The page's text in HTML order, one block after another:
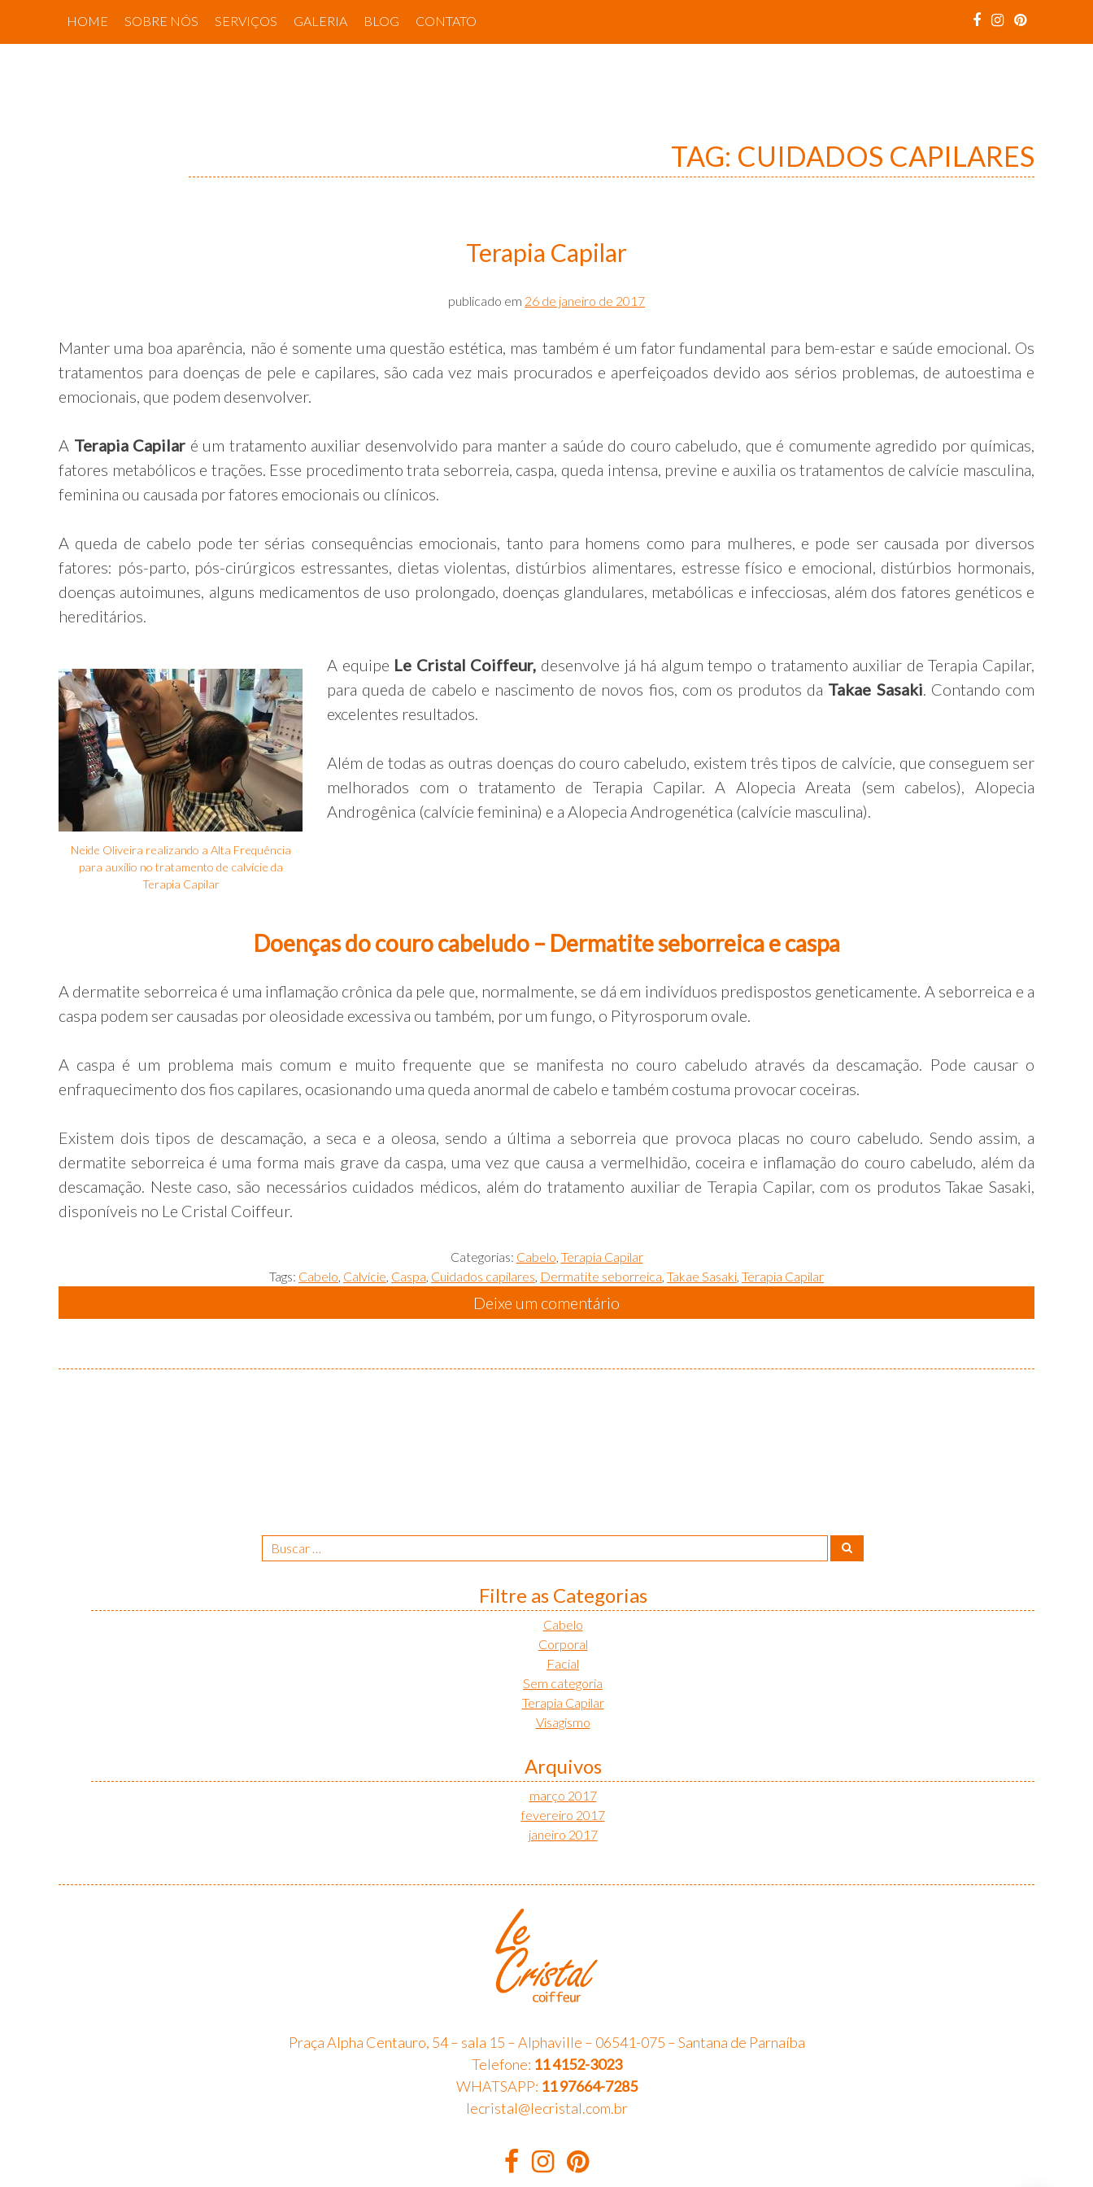
content
HOME SOBRE NÓS SERVIÇOS GALERIA BLOG CONTATO
TAG: CUIDADOS CAPILARES
Terapia Capilar
publicado em 26 de janeiro de 2017
Manter uma boa aparência, não é somente uma questão estética, mas também é um fator fundamental para bem-estar e saúde emocional. Os
tratamentos para doenças de pele e capilares, são cada vez mais procurados e aperfeiçoados devido aos sérios problemas, de autoestima e
emocionais, que podem desenvolver.
A Terapia Capilar é um tratamento auxiliar desenvolvido para manter a saúde do couro cabeludo, que é comumente agredido por químicas,
fatores metabólicos e trações. Esse procedimento trata seborreia, caspa, queda intensa, previne e auxilia os tratamentos de calvície masculina,
feminina ou causada por fatores emocionais ou clínicos.
A queda de cabelo pode ter sérias consequências emocionais, tanto para homens como para mulheres, e pode ser causada por diversos
fatores: pós-parto, pós-cirúrgicos estressantes, dietas violentas, distúrbios alimentares, estresse físico e emocional, distúrbios hormonais,
doenças autoimunes, alguns medicamentos de uso prolongado, doenças glandulares, metabólicas e infecciosas, além dos fatores genéticos e
hereditários.
Neide Oliveira realizando a Alta Frequência
para auxílio no tratamento de calvície da
Terapia Capilar
A equipe Le Cristal Coiffeur, desenvolve já há algum tempo o tratamento auxiliar de Terapia Capilar,
para queda de cabelo e nascimento de novos fios, com os produtos da Takae Sasaki. Contando com
excelentes resultados.
Além de todas as outras doenças do couro cabeludo, existem três tipos de calvície, que conseguem ser
melhorados com o tratamento de Terapia Capilar. A Alopecia Areata (sem cabelos), Alopecia
Androgênica (calvície feminina) e a Alopecia Androgenética (calvície masculina).
Doenças do couro cabeludo – Dermatite seborreica e caspa
A dermatite seborreica é uma inflamação crônica da pele que, normalmente, se dá em indivíduos predispostos geneticamente. A seborreica e a
caspa podem ser causadas por oleosidade excessiva ou também, por um fungo, o Pityrosporum ovale.
A caspa é um problema mais comum e muito frequente que se manifesta no couro cabeludo através da descamação. Pode causar o
enfraquecimento dos fios capilares, ocasionando uma queda anormal de cabelo e também costuma provocar coceiras.
Existem dois tipos de descamação, a seca e a oleosa, sendo a última a seborreia que provoca placas no couro cabeludo. Sendo assim, a
dermatite seborreica é uma forma mais grave da caspa, uma vez que causa a vermelhidão, coceira e inflamação do couro cabeludo, além da
descamação. Neste caso, são necessários cuidados médicos, além do tratamento auxiliar de Terapia Capilar, com os produtos Takae Sasaki,
disponíveis no Le Cristal Coiffeur.
Categorias: Cabelo, Terapia Capilar
Tags: Cabelo, Calvície, Caspa, Cuidados capilares, Dermatite seborreica, Takae Sasaki, Terapia Capilar
Deixe um comentário
Buscar
por:
Filtre as Categorias
Cabelo
Corporal
Facial
Sem categoria
Terapia Capilar
Visagismo
Arquivos
março 2017
fevereiro 2017
janeiro 2017
Praça Alpha Centauro, 54 – sala 15 – Alphaville – 06541-075 – Santana de Parnaíba
Telefone: 11 4152-3023
WHATSAPP: 11 97664-7285
lecristal@lecristal.com.br